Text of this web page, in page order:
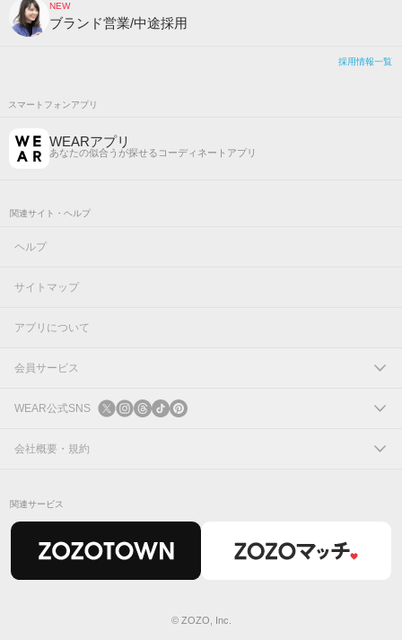
NEW
ブランド営業/中途採用
採用情報一覧
スマートフォンアプリ
WEARアプリ
あなたの似合うが探せるコーディネートアプリ
関連サイト・ヘルプ
ヘルプ
サイトマップ
アプリについて
会員サービス
ログイン
新規会員登録
WEAR公式SNS
X
会社概要・規約
関連サービス
© ZOZO, Inc.